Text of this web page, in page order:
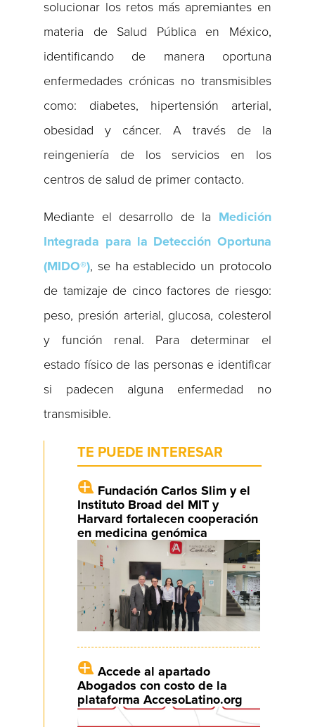
solucionar los retos más apremiantes en
materia de Salud Pública en México,
identificando de manera oportuna
enfermedades crónicas no transmisibles
como: diabetes, hipertensión arterial,
obesidad y cáncer. A través de la
reingeniería de los servicios en los
centros de salud de primer contacto.
Mediante el desarrollo de la Medición
Integrada para la Detección Oportuna
(MIDO®), se ha establecido un protocolo
de tamizaje de cinco factores de riesgo:
peso, presión arterial, glucosa, colesterol
y función renal. Para determinar el
estado físico de las personas e identificar
si padecen alguna enfermedad no
transmisible.
TE PUEDE INTERESAR
Fundación Carlos Slim y el
Instituto Broad del MIT y
Harvard fortalecen cooperación
en medicina genómica
Accede al apartado
Abogados con costo de la
plataforma AccesoLatino.org